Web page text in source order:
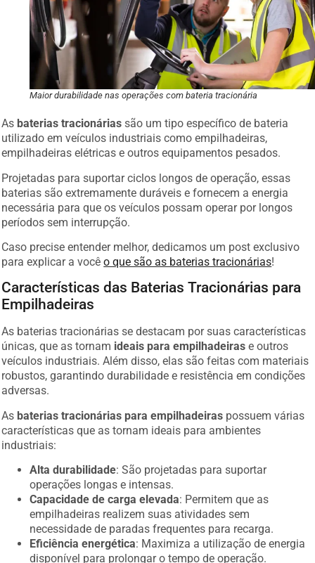
Maior durabilidade nas operações com bateria tracionária
As baterias tracionárias são um tipo específico de bateria
utilizado em veículos industriais como empilhadeiras,
empilhadeiras elétricas e outros equipamentos pesados.
Projetadas para suportar ciclos longos de operação, essas
baterias são extremamente duráveis e fornecem a energia
necessária para que os veículos possam operar por longos
períodos sem interrupção.
Caso precise entender melhor, dedicamos um post exclusivo
para explicar a vocêo que são as baterias tracionárias!
Características das Baterias Tracionárias para
Empilhadeiras
As baterias tracionárias se destacam por suas características
únicas, que as tornam ideais para empilhadeiras e outros
veículos industriais. Além disso, elas são feitas com materiais
robustos, garantindo durabilidade e resistência em condições
adversas.
As baterias tracionárias para empilhadeiras possuem várias
características que as tornam ideais para ambientes
industriais:
Alta durabilidade: São projetadas para suportar
operações longas e intensas.
Capacidade de carga elevada: Permitem que as
empilhadeiras realizem suas atividades sem
necessidade de paradas frequentes para recarga.
Eficiência energética: Maximiza a utilização de energia
disponível para prolongar o tempo de operação.